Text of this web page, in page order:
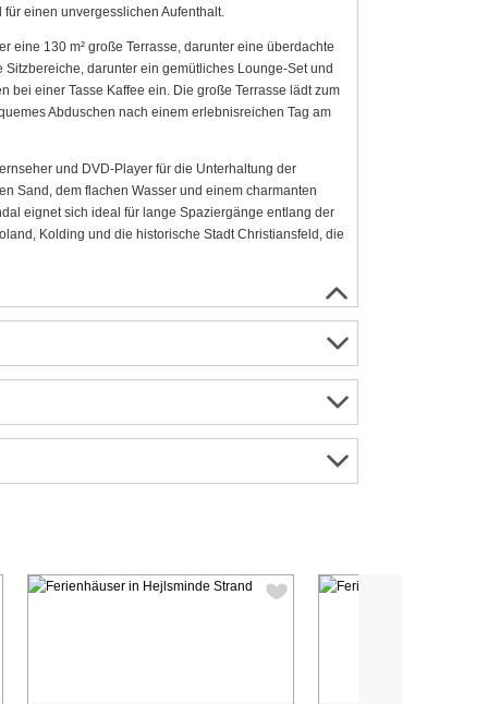
einen unvergesslichen Aufenthalt.
eine 130 m² große Terrasse, darunter eine überdachte
Sitzbereiche, darunter ein gemütliches Lounge-Set und
einer Tasse Kaffee ein. Die große Terrasse lädt zum
Abduschen nach einem erlebnisreichen Tag am
und DVD-Player für die Unterhaltung der
Sand, dem flachen Wasser und einem charmanten
eignet sich ideal für lange Spaziergänge entlang der
Kolding und die historische Stadt Christiansfeld, die